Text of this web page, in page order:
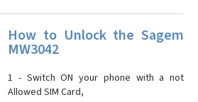
How to Unlock the Sagem
MW3042
1 - Switch ON your phone with a not
Allowed SIM Card,